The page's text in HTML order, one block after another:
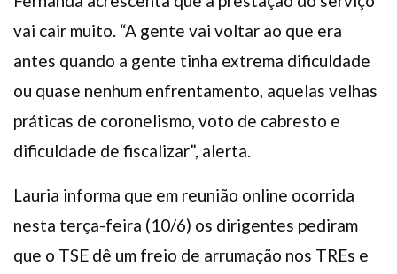
vai cair muito. “A gente vai voltar ao que era
antes quando a gente tinha extrema dificuldade
ou quase nenhum enfrentamento, aquelas velhas
práticas de coronelismo, voto de cabresto e
dificuldade de fiscalizar”, alerta.
Lauria informa que em reunião online ocorrida
nesta terça-feira (10/6) os dirigentes pediram
que o TSE dê um freio de arrumação nos TREs e